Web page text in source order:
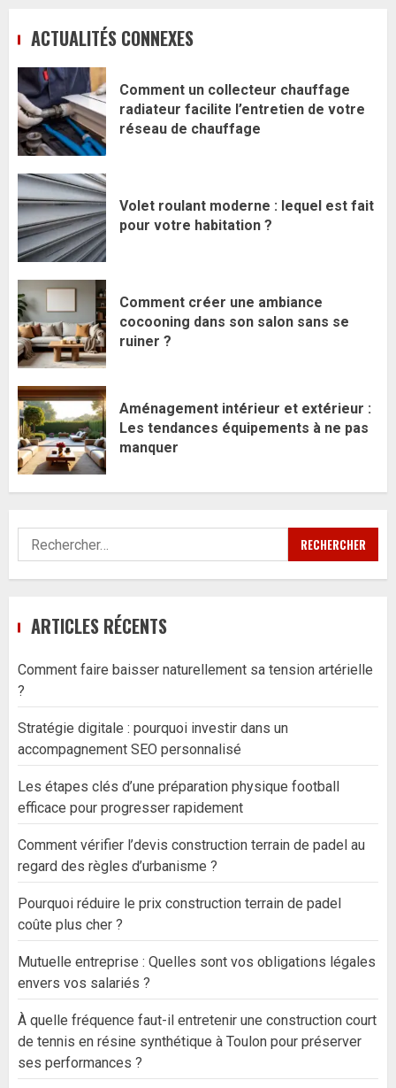
ACTUALITÉS CONNEXES
Comment un collecteur chauffage
radiateur facilite l’entretien de votre
réseau de chauffage
Volet roulant moderne : lequel est fait
pour votre habitation ?
Comment créer une ambiance
cocooning dans son salon sans se
ruiner ?
Aménagement intérieur et extérieur :
Les tendances équipements à ne pas
manquer
Rechercher :
ARTICLES RÉCENTS
Comment faire baisser naturellement sa tension artérielle
?
Stratégie digitale : pourquoi investir dans un
accompagnement SEO personnalisé
Les étapes clés d’une préparation physique football
efficace pour progresser rapidement
Comment vérifier l’devis construction terrain de padel au
regard des règles d’urbanisme ?
Pourquoi réduire le prix construction terrain de padel
coûte plus cher ?
Mutuelle entreprise : Quelles sont vos obligations légales
envers vos salariés ?
À quelle fréquence faut-il entretenir une construction court
de tennis en résine synthétique à Toulon pour préserver
ses performances ?